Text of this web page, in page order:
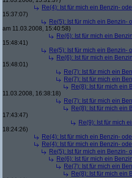
Re(4): Ist für mich ein Benzin-
15:37:07)
Re(5): Ist für mich ein Benzin-
am 11.03.2008, 15:40:58)
Re(6): Ist für mich ein
15:48:41)
Re(5): Ist für mich ein Benzin-
Re(6): Ist für mich ein
15:48:01)
Re(7): Ist für mich ein
Re(7): Ist für mich ein
Re(8): Ist für mich ein
11.03.2008, 16:38:18)
Re(7): Ist für mich ein
Re(8): Ist für mich ein
17:43:47)
Re(9): Ist für mich
18:24:26)
Re(4): Ist für mich ein Benzin-
Re(4): Ist für mich ein Benzin-
Re(5): Ist für mich ein Benzin-
Re(6): Ist für mich ein
Re(7): Ist für mich ein
Re(8): Ist für mich ein